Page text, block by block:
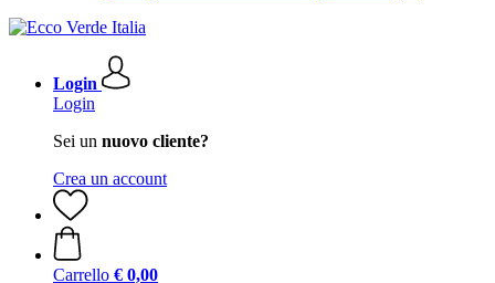
Login
Login
Sei un nuovo cliente?
Crea un account
Carrello € 0,00